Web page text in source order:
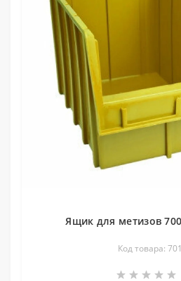
Ящик для метизов
Код товара: